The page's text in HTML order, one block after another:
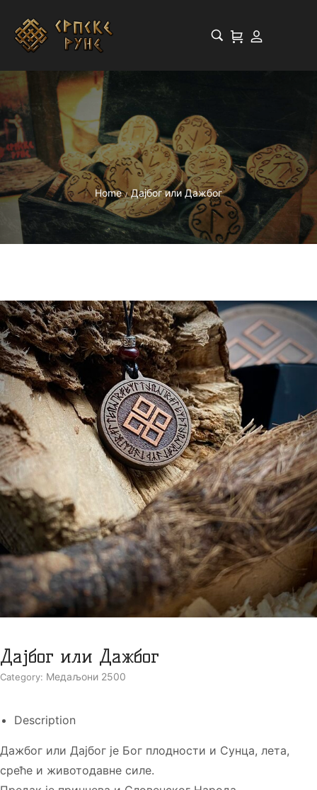
Home / Дајбог или Дажбог
Дајбог или Дажбог
Category: Медаљони 2500
Description
Дажбог или Дајбог је Бог плодности и Сунца, лета,
среће и животодавне силе.